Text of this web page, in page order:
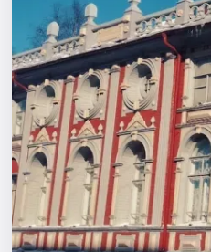
Города
Площадки
Артисты
Рейтинги